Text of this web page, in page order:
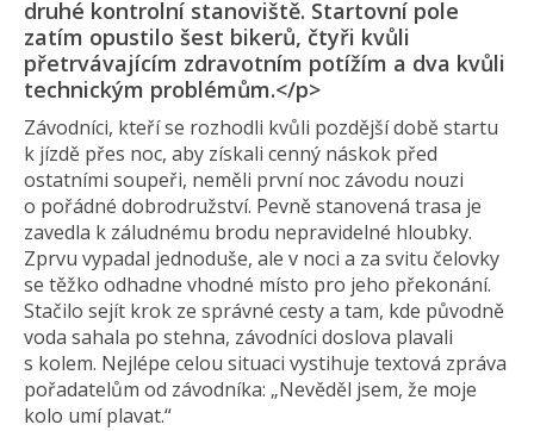
druhé kontrolní stanoviště. Startovní pole
zatím opustilo šest bikerů, čtyři kvůli
přetrvávajícím zdravotním potížím a dva kvůli
technickým problémům.</p>
Závodníci, kteří se rozhodli kvůli pozdější době startu
k jízdě přes noc, aby získali cenný náskok před
ostatními soupeři, neměli první noc závodu nouzi
o pořádné dobrodružství. Pevně stanovená trasa je
zavedla k záludnému brodu nepravidelné hloubky.
Zprvu vypadal jednoduše, ale v noci a za svitu čelovky
se těžko odhadne vhodné místo pro jeho překonání.
Stačilo sejít krok ze správné cesty a tam, kde původně
voda sahala po stehna, závodníci doslova plavali
s kolem. Nejlépe celou situaci vystihuje textová zpráva
pořadatelům od závodníka: „Nevěděl jsem, že moje
kolo umí plavat.“